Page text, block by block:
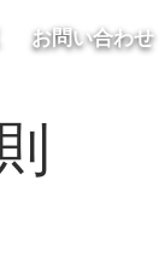
お問い合わせ